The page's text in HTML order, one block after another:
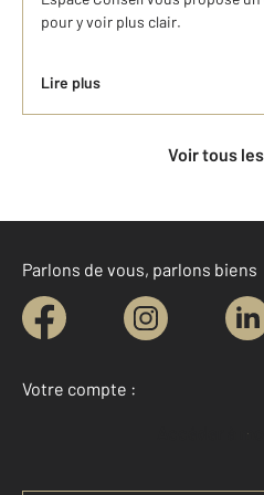
pour y voir plus clair.
Lire plus
Voir tous
Parlons de vous, parlons biens
Votre compte :
Accéder à